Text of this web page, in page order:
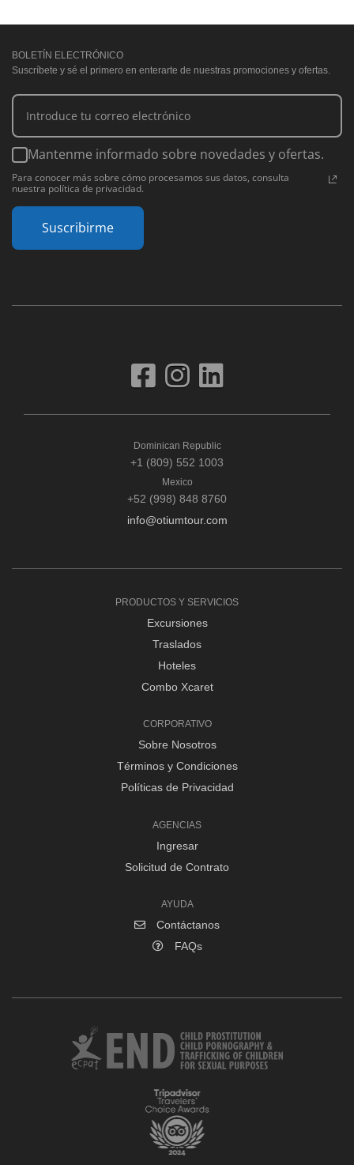
BOLETÍN ELECTRÓNICO
Suscríbete y sé el primero en enterarte de nuestras promociones y ofertas.
Mantenme informado sobre novedades y ofertas.
Para conocer más sobre cómo procesamos sus datos, consulta
nuestra política de privacidad.
Suscribirme
Dominican Republic
+1 (809) 552 1003
Mexico
+52 (998) 848 8760
info@otiumtour.com
PRODUCTOS Y SERVICIOS
Excursiones
Traslados
Hoteles
Combo Xcaret
CORPORATIVO
Sobre Nosotros
Términos y Condiciones
Políticas de Privacidad
AGENCIAS
Ingresar
Solicitud de Contrato
AYUDA
Contáctanos
FAQs